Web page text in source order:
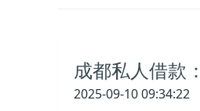
成都私人借款
2025-09-10 09:34:22